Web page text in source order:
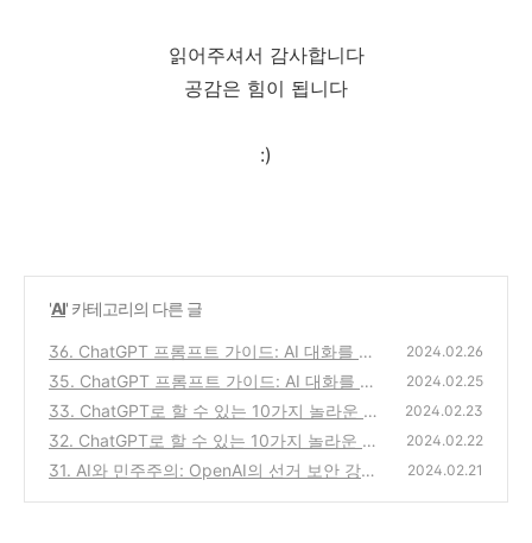
읽어주셔서 감사합니다
공감은 힘이 됩니다
:)
'AI' 카테고리의 다른 글
36. ChatGPT 프롬프트 가이드: AI 대화를 위
한 최적의 질문 방법 (2)
(0)
2024.02.26
35. ChatGPT 프롬프트 가이드: AI 대화를 위
한 최적의 질문 방법 (1)
(0)
2024.02.25
33. ChatGPT로 할 수 있는 10가지 놀라운 일:
하편
(0)
2024.02.23
32. ChatGPT로 할 수 있는 10가지 놀라운 일:
상편
(0)
2024.02.22
31. AI와 민주주의: OpenAI의 선거 보안 강화
2024.02.21